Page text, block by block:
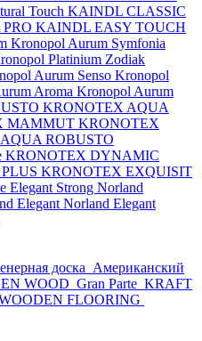
Touch KAINDL CLASSIC
KAINDL EASY TOUCH
Kronopol Aurum Symfonia
Platinium Zodiak
Aurum Senso Kronopol
Aroma Kronopol Aurum
KRONOTEX AQUA
MAMMUT KRONOTEX
ROBUSTO
KRONOTEX DYNAMIC
KRONOTEX EXQUISIT
Elegant Strong Norland
Elegant Norland Elegant
доска Американский
WOOD Gran Parte KRAFT
FLOORING